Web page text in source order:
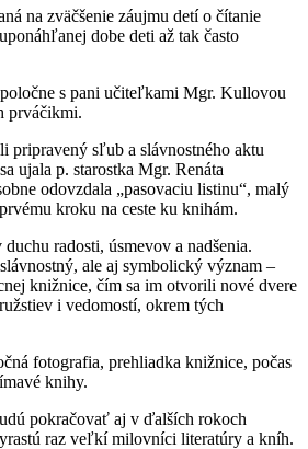
na zväčšenie záujmu detí o čítanie
dobe deti až tak často
s pani učiteľkami Mgr. Kullovou
prváčikmi.
pripravený sľub a slávnostného aktu
ujala p. starostka Mgr. Renáta
odovzdala „pasovaciu listinu“, malý
kroku na ceste ku knihám.
radosti, úsmevov a nadšenia.
ale aj symbolický význam –
knižnice, čím sa im otvorili nové dvere
i vedomostí, okrem tých
fotografia, prehliadka knižnice, počas
knihy.
pokračovať aj v ďalších rokoch
raz veľkí milovníci literatúry a kníh.